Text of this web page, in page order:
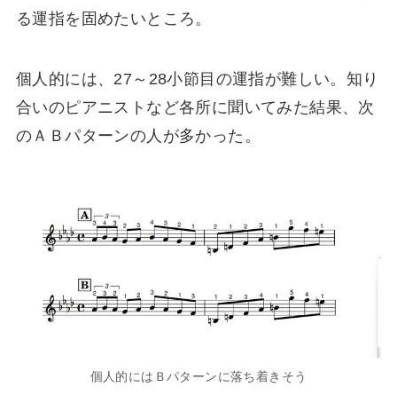
る運指を固めたいところ。
個人的には、27～28小節目の運指が難しい。知り
合いのピアニストなど各所に聞いてみた結果、次
のＡＢパターンの人が多かった。
個人的にはＢパターンに落ち着きそう